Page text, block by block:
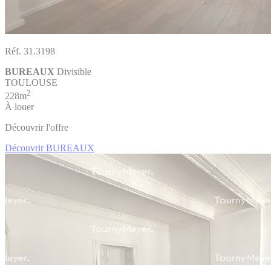
Réf. 31.3198
BUREAUX Divisible
TOULOUSE
228m2
À louer
Découvrir l'offre
Découvrir BUREAUX